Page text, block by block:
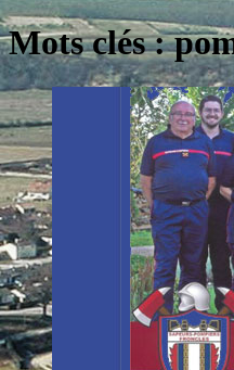
Mots clés :